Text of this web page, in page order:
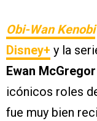
Obi-Wan Kenobi
Disney+ y la
Ewan
icónicos roles
fue muy bien